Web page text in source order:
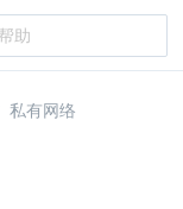
私有网络